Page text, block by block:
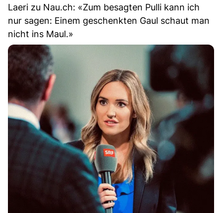
Laeri zu Nau.ch: «Zum besagten Pulli kann ich
nur sagen: Einem geschenkten Gaul schaut man
nicht ins Maul.»